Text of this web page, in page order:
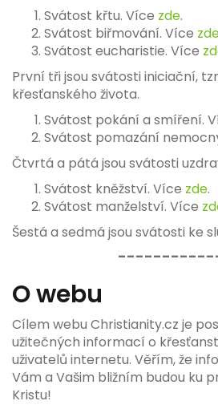
Svátost křtu. Více zde.
Svátost biřmování. Více
Svátost eucharistie. Více
První tři jsou svátosti iniciační,
křesťanského života.
Svátost pokání a smíření.
Svátost pomazání
Čtvrtá a pátá jsou svátosti
Svátost kněžství. Více zde.
Svátost manželství. Více
Šestá a sedmá jsou svátosti ke
O webu
Cílem webu Christianity.cz je
užitečných informací o
uživatelů internetu. Věřím, že
Vám a Vašim bližním budou ku
Kristu!